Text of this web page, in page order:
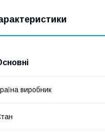
виробник